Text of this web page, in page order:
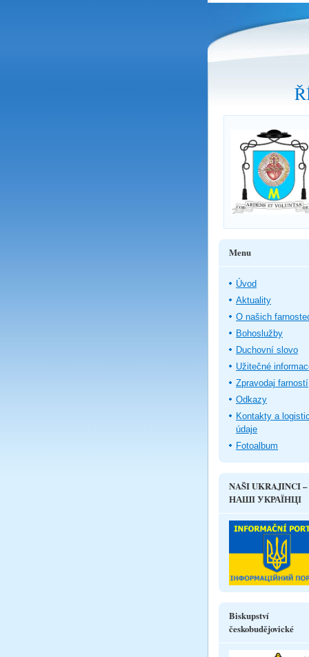
Menu
Úvod
Aktuality
O našich
Bohoslužby
Duchovní slovo
Užitečné
Zpravodaj farností
Odkazy
Kontakty a
údaje
Fotoalbum
NAŠI UKRAJINCI –
НАШІ УКРАЇНЦІ
Biskupství
českobudějovické